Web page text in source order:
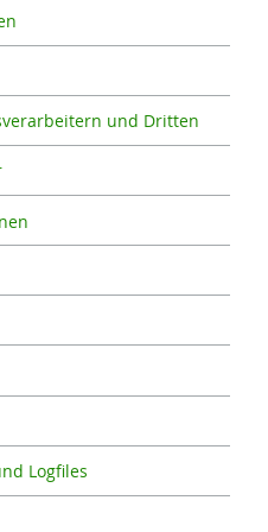
und Dritten
Logfiles